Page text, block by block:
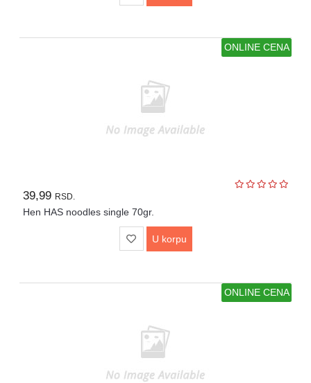
ONLINE CENA
39,99 RSD.
Hen HAS noodles single 70gr.
U korpu
ONLINE CENA